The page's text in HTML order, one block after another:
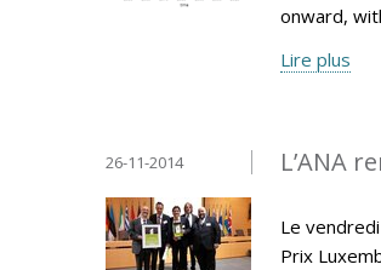
onward,
Lire plus
L’ANA
26-11-2014
Le
Prix